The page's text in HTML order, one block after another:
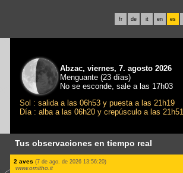
fr de it en es
Abzac, viernes, 7. agosto 2026
Menguante (23 días)
No se esconde, sale a las 17h03
Sol : salida a las 06h53 y puesta a las 21h19
Día : alba a las 06h20 y crepúsculo a las 21h51
Tus observaciones en tiempo real
1 aves (7 de ago. de 2026 13:56:30)
www.faune-france.org